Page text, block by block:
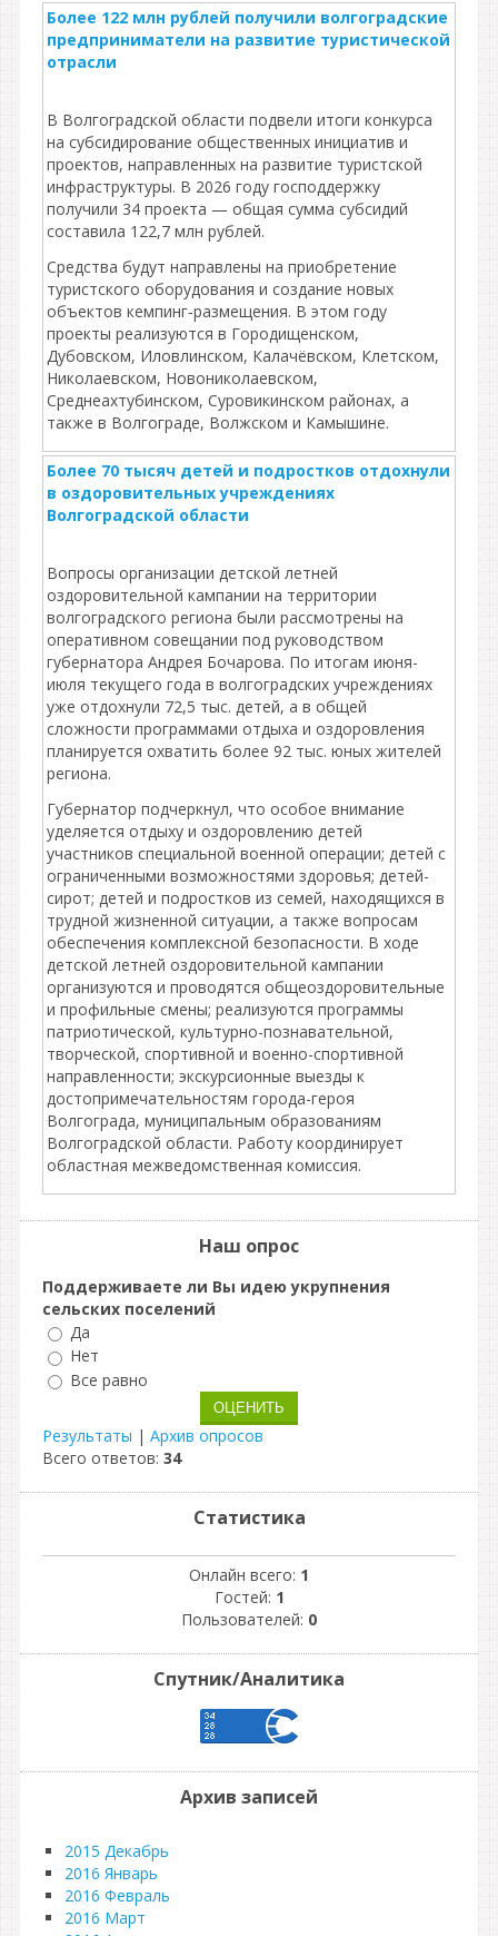
Более 122 млн рублей получили волгоградские
предприниматели на развитие туристической
отрасли
В Волгоградской области подвели итоги конкурса
на субсидирование общественных инициатив и
проектов, направленных на развитие туристской
инфраструктуры. В 2026 году господдержку
получили 34 проекта — общая сумма субсидий
составила 122,7 млн рублей.
Средства будут направлены на приобретение
туристского оборудования и создание новых
объектов кемпинг‑размещения. В этом году
проекты реализуются в Городищенском,
Дубовском, Иловлинском, Калачёвском, Клетском,
Николаевском, Новониколаевском,
Среднеахтубинском, Суровикинском районах, а
также в Волгограде, Волжском и Камышине.
Более 70 тысяч детей и подростков отдохнули
в оздоровительных учреждениях
Волгоградской области
Вопросы организации детской летней
оздоровительной кампании на территории
волгоградского региона были рассмотрены на
оперативном совещании под руководством
губернатора Андрея Бочарова. По итогам июня-
июля текущего года в волгоградских учреждениях
уже отдохнули 72,5 тыс. детей, а в общей
сложности программами отдыха и оздоровления
планируется охватить более 92 тыс. юных жителей
региона.
Губернатор подчеркнул, что особое внимание
уделяется отдыху и оздоровлению детей
участников специальной военной операции; детей с
ограниченными возможностями здоровья; детей-
сирот; детей и подростков из семей, находящихся в
трудной жизненной ситуации, а также вопросам
обеспечения комплексной безопасности. В ходе
детской летней оздоровительной кампании
организуются и проводятся общеоздоровительные
и профильные смены; реализуются программы
патриотической, культурно-познавательной,
творческой, спортивной и военно-спортивной
направленности; экскурсионные выезды к
достопримечательностям города-героя
Волгограда, муниципальным образованиям
Волгоградской области. Работу координирует
областная межведомственная комиссия.
Наш опрос
Поддерживаете ли Вы идею укрупнения
сельских поселений
Да
Нет
Все равно
Результаты | Архив опросов
Всего ответов: 34
Статистика
Онлайн всего: 1
Гостей: 1
Пользователей: 0
Спутник/Аналитика
Архив записей
2015 Декабрь
2016 Январь
2016 Февраль
2016 Март